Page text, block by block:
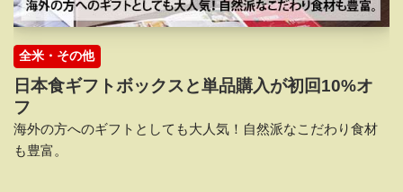
全米・その他
日本食ギフトボックスと単品購入が初回10%オ
フ
海外の方へのギフトとしても大人気！自然派なこだわり食材
も豊富。